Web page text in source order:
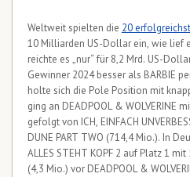
Weltweit spielten die 20
10 Milliarden US-Dollar ein, wie lief
reichte es „nur“ für 8,2 Mrd. US-
Gewinner 2024 besser als BARBIE
holte sich die Pole Position mit
ging an DEADPOOL & WOLVERINE
gefolgt von ICH, EINFACH
DUNE PART TWO (714,4 Mio.). In
ALLES STEHT KOPF 2 auf Platz 1
(4,3 Mio.) vor DEADPOOL &